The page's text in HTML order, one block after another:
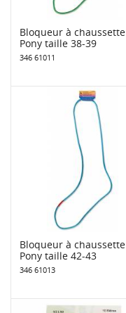
Bloqueur à chaussette
Pony taille 38-39
346 61011
Bloqueur à chaussette
Pony taille 42-43
346 61013